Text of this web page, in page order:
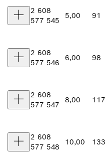
2 608
577 545
5,00 91
2 608
577 546
6,00 98
2 608
577 547
8,00 117
2 608
577 548
10,00 133